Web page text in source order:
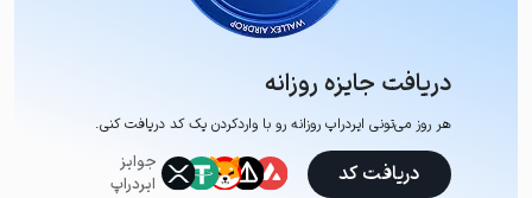
دریافت جایزه روزانه
هر روز می‌تونی ایردراپ روزانه رو با وارد‌کردن یک کد دریافت کنی.
جوایز
ایردراپ
دریافت کد